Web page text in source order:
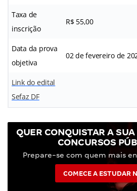
Taxa de
inscrição
R$ 55,00
Data da prova
objetiva
02 de fevereiro de
Link do edital
Sefaz DF
QUER CONQUISTAR A
CONCURSOS
Prepare-se com quem mais
COMECE A ESTUDAR